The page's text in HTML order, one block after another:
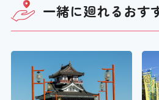
一緒に廻れるおす